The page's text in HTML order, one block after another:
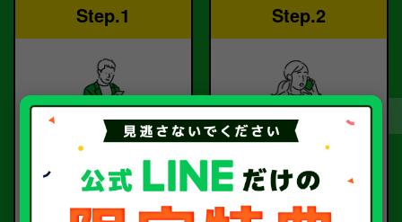
Step.1
ご依頼
お電話または査定フォー
ご依頼ください。
Step.2
査定
査定のプロが
お電話で回答いたしま
す。